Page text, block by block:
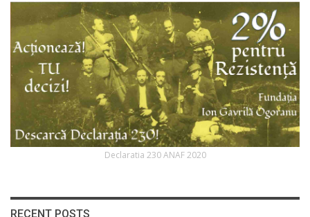
Declaratia 230 ANAF 2020
RECENT POSTS